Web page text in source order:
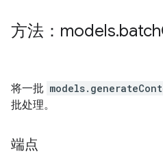
方法：models.batch
将一批
批处理。
端点